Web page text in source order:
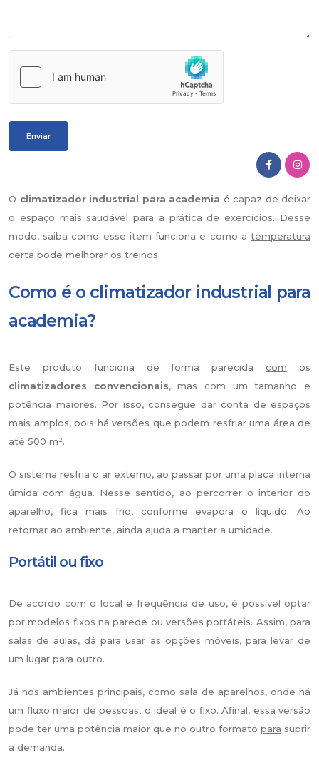
O climatizador industrial para academia é capaz de deixar
o espaço mais saudável para a prática de exercícios. Desse
modo, saiba como esse item funciona e como a temperatura
certa pode melhorar os treinos.
Como é o climatizador industrial para
academia?
Este produto funciona de forma parecidacom os
climatizadores convencionais, mas com um tamanho e
potência maiores. Por isso, consegue dar conta de espaços
mais amplos, pois há versões que podem resfriar uma área de
até 500 m².
O sistema resfria o ar externo, ao passar por uma placa interna
úmida com água. Nesse sentido, ao percorrer o interior do
aparelho, fica mais frio, conforme evapora o líquido. Ao
retornar ao ambiente, ainda ajuda a manter a umidade.
Portátil ou fixo
De acordo com o local e frequência de uso, é possível optar
por modelos fixos na parede ou versões portáteis. Assim, para
salas de aulas, dá para usar as opções móveis, para levar de
um lugar para outro.
Já nos ambientes principais, como sala de aparelhos, onde há
um fluxo maior de pessoas, o ideal é o fixo. Afinal, essa versão
pode ter uma potência maior que no outro formato para suprir
a demanda.